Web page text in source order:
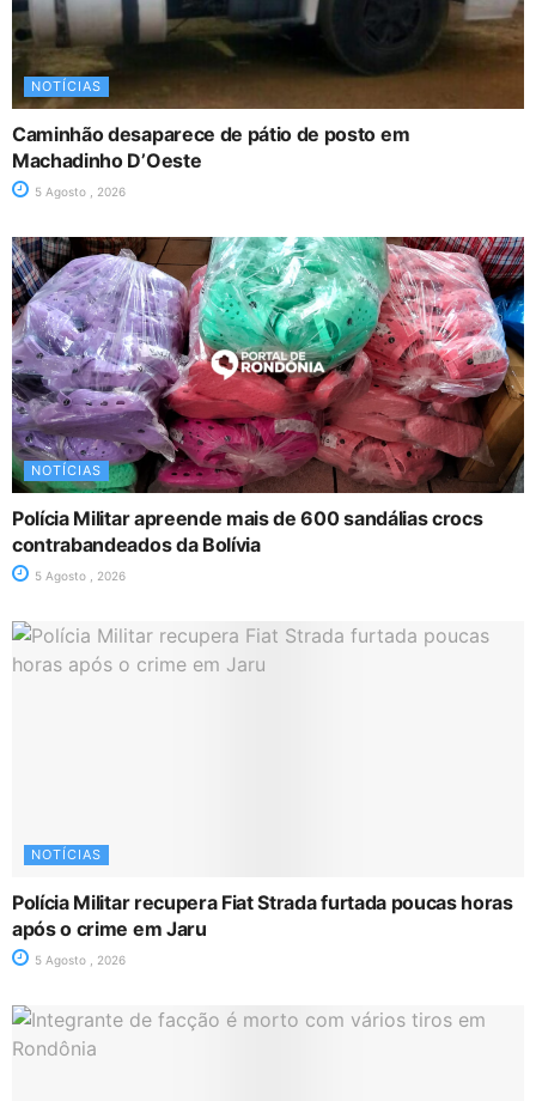
NOTÍCIAS
Caminhão desaparece de pátio de posto em
Machadinho D’Oeste
5 Agosto , 2026
NOTÍCIAS
Polícia Militar apreende mais de 600 sandálias crocs
contrabandeados da Bolívia
5 Agosto , 2026
NOTÍCIAS
Polícia Militar recupera Fiat Strada furtada poucas horas
após o crime em Jaru
5 Agosto , 2026